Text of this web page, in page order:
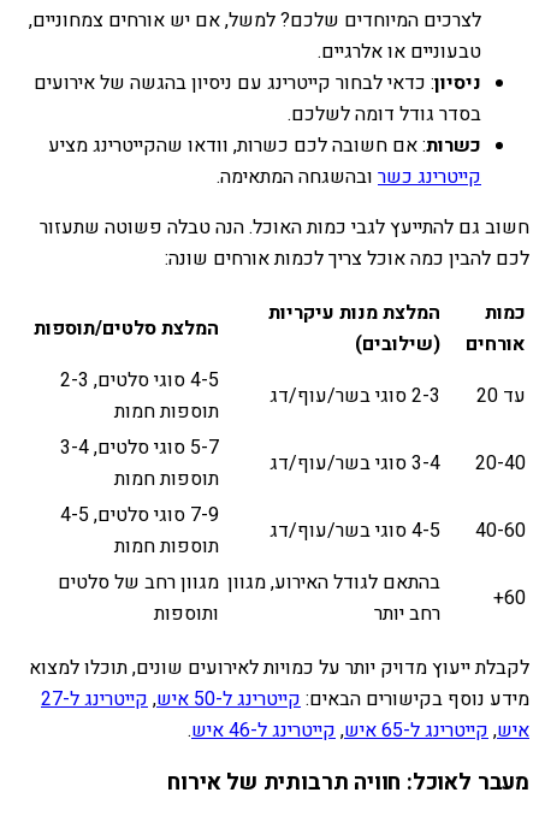
לצרכים המיוחדים שלכם? למשל, אם יש אורחים צמחוניים,
טבעוניים או אלרגיים.
ניסיון: כדאי לבחור קייטרינג עם ניסיון בהגשה של אירועים
בסדר גודל דומה לשלכם.
כשרות: אם חשובה לכם כשרות, וודאו שהקייטרינג מציע
קייטרינג כשר ובהשגחה המתאימה.
חשוב גם להתייעץ לגבי כמות האוכל. הנה טבלה פשוטה שתעזור
לכם להבין כמה אוכל צריך לכמות אורחים שונה:
כמות
אורחים
המלצת מנות עיקריות
(שילובים)
המלצת סלטים/תוספות
עד 20 2-3 סוגי בשר/עוף/דג
4-5 סוגי סלטים, 2-3
תוספות חמות
20-40
3-4 סוגי בשר/עוף/דג
5-7 סוגי סלטים, 3-4
תוספות חמות
40-60
4-5 סוגי בשר/עוף/דג
7-9 סוגי סלטים, 4-5
תוספות חמות
60+
בהתאם לגודל האירוע, מגוון
רחב יותר
מגוון רחב של סלטים
ותוספות
לקבלת ייעוץ מדויק יותר על כמויות לאירועים שונים, תוכלו למצוא
מידע נוסף בקישורים הבאים:קייטרינג ל-50 איש ,
קייטרינג ל-27
איש,קייטרינג ל-65 איש ,קייטרינג ל-46 איש .
מעבר לאוכל: חוויה תרבותית של אירוח